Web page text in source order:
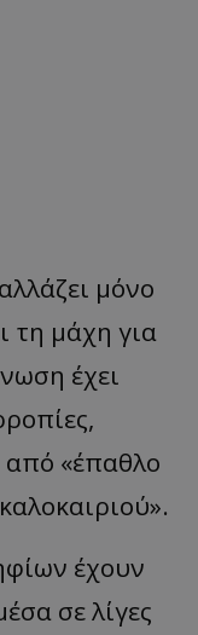
μόνο
τη μάχη για
έχει
από «έπαθλο
έχουν
σε λίγες